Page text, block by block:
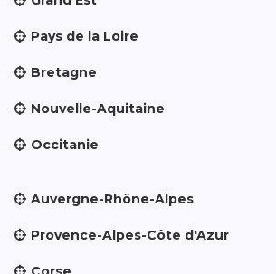
Pays de la Loire
Bretagne
Nouvelle-Aquitaine
Occitanie
Auvergne-Rhône-Alpes
Provence-Alpes-Côte d'Azur